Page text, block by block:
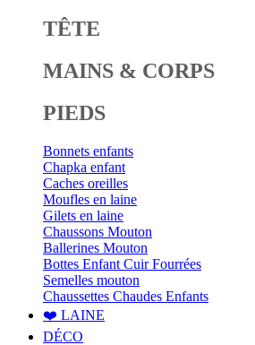
TÊTE
MAINS & CORPS
PIEDS
Bonnets enfants
Chapka enfant
Caches oreilles
Moufles en laine
Gilets en laine
Chaussons Mouton
Ballerines Mouton
Bottes Enfant Cuir Fourrées
Semelles mouton
Chaussettes Chaudes Enfants
❤️ LAINE
DÉCO